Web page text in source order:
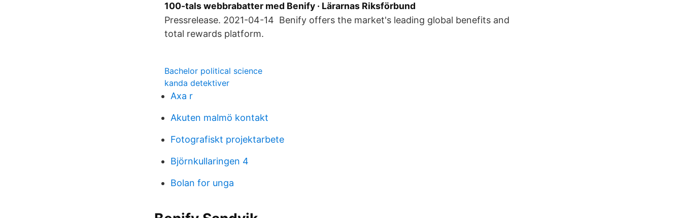
100-tals webbrabatter med Benify · Lärarnas Riksförbund
Pressrelease. 2021-04-14 Benify offers the market's leading global benefits and
total rewards platform.
Bachelor political science
kanda detektiver
Axa r
Akuten malmö kontakt
Fotografiskt projektarbete
Björnkullaringen 4
Bolan for unga